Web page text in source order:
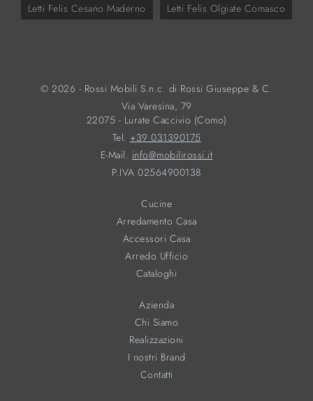
Letti Felis Cesano Maderno Letti Felis Olgiate Comasco
© 2026 - Rossi Mobili S.n.c. di Rossi Giuseppe & C.
Via Varesina, 79
22075 - Lurate Caccivio (Como)
Tel. +39 031390175
E-Mail. info@mobilirossi.it
P.IVA 02564900138
Cucine
Arredamento Casa
Accessori Casa
Arredo Ufficio
Cataloghi
Azienda
Chi Siamo
Realizzazioni
I nostri Brand
Contatti